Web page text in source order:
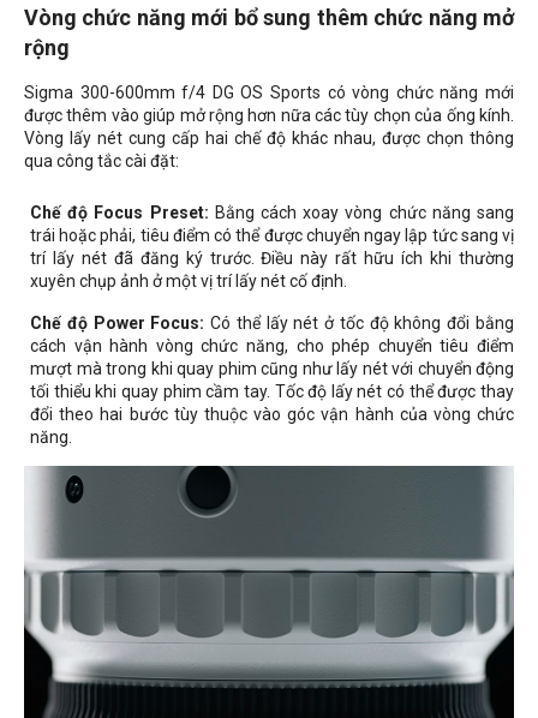
Vòng chức năng mới bổ sung thêm chức năng mở
rộng
Sigma 300-600mm f/4 DG OS Sports có vòng chức năng mới
được thêm vào giúp mở rộng hơn nữa các tùy chọn của ống kính.
Vòng lấy nét cung cấp hai chế độ khác nhau, được chọn thông
qua công tắc cài đặt:
Chế độ Focus Preset: Bằng cách xoay vòng chức năng sang
trái hoặc phải, tiêu điểm có thể được chuyển ngay lập tức sang vị
trí lấy nét đã đăng ký trước. Điều này rất hữu ích khi thường
xuyên chụp ảnh ở một vị trí lấy nét cố định.
Chế độ Power Focus:Có thể lấy nét ở tốc độ không đổi bằng
cách vận hành vòng chức năng, cho phép chuyển tiêu điểm
mượt mà trong khi quay phim cũng như lấy nét với chuyển động
tối thiểu khi quay phim cầm tay. Tốc độ lấy nét có thể được thay
đổi theo hai bước tùy thuộc vào góc vận hành của vòng chức
năng.